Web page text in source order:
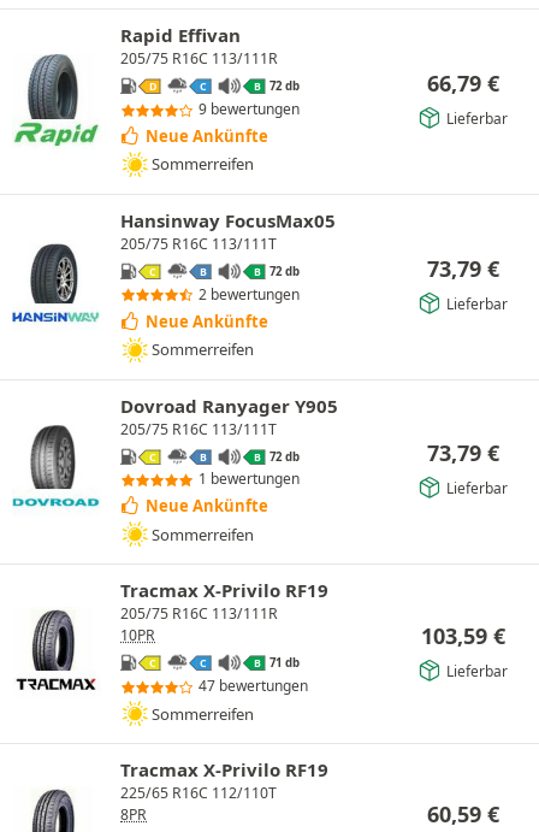
Rapid Effivan
205/75 R16C 113/111R
D C B 72 db
9 bewertungen
Neue Ankünfte
Sommerreifen
66,79 €
Lieferbar
Hansinway FocusMax05
205/75 R16C 113/111T
C B B 72 db
2 bewertungen
Neue Ankünfte
Sommerreifen
73,79 €
Lieferbar
Dovroad Ranyager Y905
205/75 R16C 113/111T
C B B 72 db
1 bewertungen
Neue Ankünfte
Sommerreifen
73,79 €
Lieferbar
Tracmax X-Privilo RF19
205/75 R16C 113/111R
10PR
C C B 71 db
47 bewertungen
Sommerreifen
103,59 €
Lieferbar
Tracmax X-Privilo RF19
225/65 R16C 112/110T
8PR
60,59 €